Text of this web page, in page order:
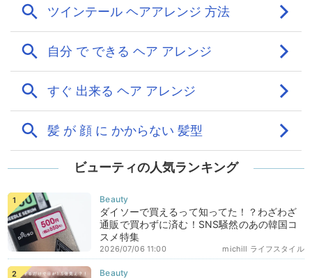
ビューティの人気ランキング
ダイソーで買えるって知ってた！？わざわざ
通販で買わずに済む！SNS騒然のあの韓国コ
スメ特集
michill ライフスタイル
2026/07/06 11:00